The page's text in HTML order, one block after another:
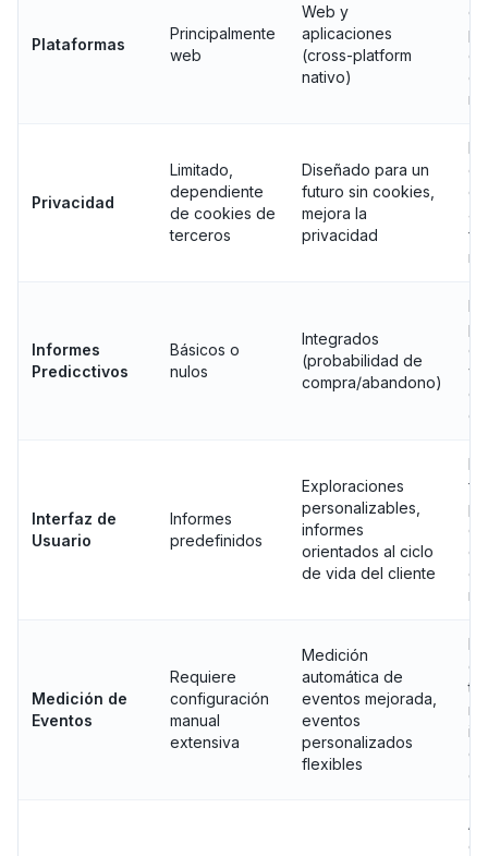
Plataformas
Principalmente
web
Web y
aplicaciones
(cross-platform
nativo)
Privacidad
Limitado,
dependiente
de cookies de
terceros
Diseñado para un
futuro sin cookies,
mejora la
privacidad
Informes
Predicctivos
Básicos o
nulos
Integrados
(probabilidad de
compra/abandono)
y
Interfaz de
Usuario
Informes
predefinidos
Exploraciones
personalizables,
informes
orientados al ciclo
de vida del cliente
Medición de
Eventos
Requiere
configuración
manual
extensiva
Medición
automática de
eventos mejorada,
eventos
personalizados
flexibles